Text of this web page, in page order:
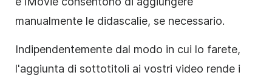
manualmente le didascalie, se necessario.
Indipendentemente dal modo in cui lo farete,
l'aggiunta di sottotitoli ai vostri video rende i